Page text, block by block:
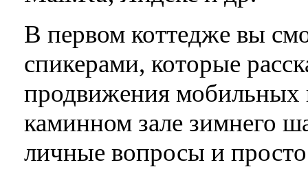
В первом коттедже вы
спикерами, которые
продвижения мобильных
каминном зале зимнего
личные вопросы и